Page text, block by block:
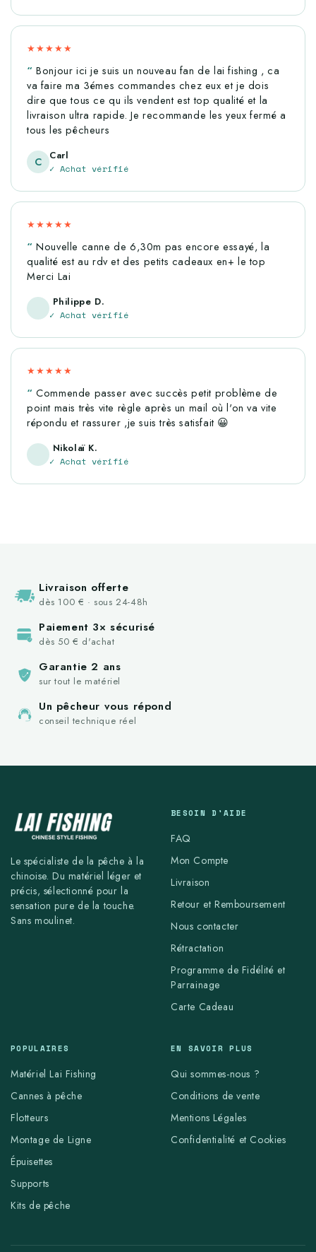
★★★★★
Bonjour ici je suis un nouveau fan de lai fishing , ca
va faire ma 3émes commandes chez eux et je dois
dire que tous ce qu ils vendent est top qualité et la
livraison ultra rapide. Je recommande les yeux fermé a
tous les pêcheurs
C Carl
✓ Achat vérifié
★★★★★
Nouvelle canne de 6,30m pas encore essayé, la
qualité est au rdv et des petits cadeaux en+ le top
Merci Lai
Philippe D.
✓ Achat vérifié
★★★★★
Commende passer avec succès petit problème de
point mais très vite règle après un mail où l'on va vite
répondu et rassurer ,je suis très satisfait 😀
Nikolaï K.
✓ Achat vérifié
Livraison offerte
dès 100 € · sous 24-48h
Paiement 3× sécurisé
dès 50 € d'achat
Garantie 2 ans
sur tout le matériel
Un pêcheur vous répond
conseil technique réel
Le spécialiste de la pêche à la
chinoise. Du matériel léger et
précis, sélectionné pour la
sensation pure de la touche.
Sans moulinet.
BESOIN D'AIDE
FAQ
Mon Compte
Livraison
Retour et Remboursement
Nous contacter
Rétractation
Programme de Fidélité et
Parrainage
Carte Cadeau
POPULAIRES
Matériel Lai Fishing
Cannes à pêche
Flotteurs
Montage de Ligne
Épuisettes
Supports
Kits de pêche
EN SAVOIR PLUS
Qui sommes-nous ?
Conditions de vente
Mentions Légales
Confidentialité et Cookies